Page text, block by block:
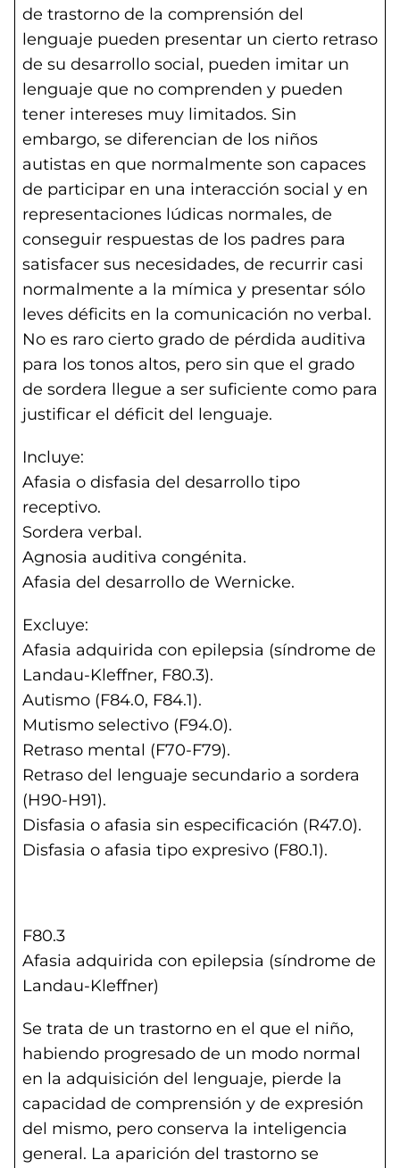
de trastorno de la comprensión del
lenguaje pueden presentar un cierto retraso
de su desarrollo social, pueden imitar un
lenguaje que no comprenden y pueden
tener intereses muy limitados. Sin
embargo, se diferencian de los niños
autistas en que normalmente son capaces
de participar en una interacción social y en
representaciones lúdicas normales, de
conseguir respuestas de los padres para
satisfacer sus necesidades, de recurrir casi
normalmente a la mímica y presentar sólo
leves déficits en la comunicación no verbal.
No es raro cierto grado de pérdida auditiva
para los tonos altos, pero sin que el grado
de sordera llegue a ser suficiente como para
justificar el déficit del lenguaje.
Incluye:
Afasia o disfasia del desarrollo tipo
receptivo.
Sordera verbal.
Agnosia auditiva congénita.
Afasia del desarrollo de Wernicke.
Excluye:
Afasia adquirida con epilepsia (síndrome de
Landau-Kleffner, F80.3).
Autismo (F84.0, F84.1).
Mutismo selectivo (F94.0).
Retraso mental (F70-F79).
Retraso del lenguaje secundario a sordera
(H90-H91).
Disfasia o afasia sin especificación (R47.0).
Disfasia o afasia tipo expresivo (F80.1).
F80.3
Afasia adquirida con epilepsia (síndrome de
Landau-Kleffner)
Se trata de un trastorno en el que el niño,
habiendo progresado de un modo normal
en la adquisición del lenguaje, pierde la
capacidad de comprensión y de expresión
del mismo, pero conserva la inteligencia
general. La aparición del trastorno se